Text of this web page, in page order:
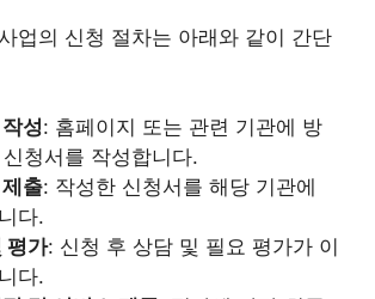
업의 신청 절차는 아래와 같이 간단
성: 홈페이지 또는 관련 기관에 방
청서를 작성합니다.
출: 작성한 신청서를 해당 기관에
다.
평가: 신청 후 상담 및 필요 평가가 이
다.